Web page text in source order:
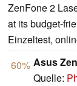
ZenFone 2
at its budget-
Einzeltest,
60% Asus
Quelle: